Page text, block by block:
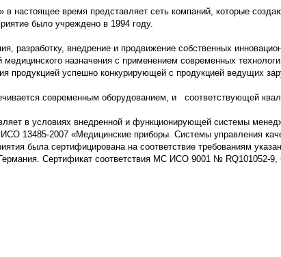
настоящее время представляет сеть компаний, которые
было учреждено в 1994 году.
разработку, внедрение и продвижение собственных
назначения с применением современных
продукцией успешно конкурирующей с продукцией ведущих
современным оборудованием, и соответствующей
в условиях внедренной и функционирующей системы
13485-2007 «Медицинские приборы. Системы управления
была сертифицирована на соответствие требованиям
Сертификат соответствия МС ИСО 9001 №